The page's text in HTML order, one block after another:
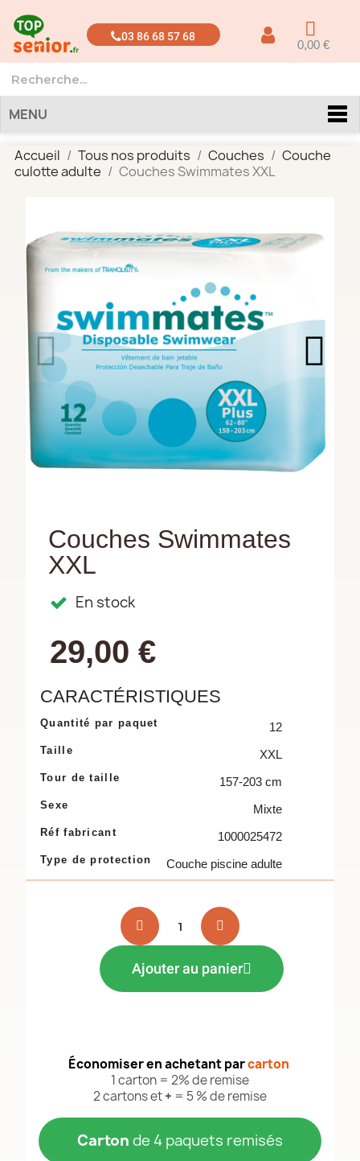
03 86 68 57 68
0,00 €
MENU
Accueil Tous nos produits Couches
Couche
culotte adulte
Couches Swimmates XXL
Couches Swimmates
XXL
En stock
29,00 €
CARACTÉRISTIQUES
Quantité par paquet 12
Taille XXL
Tour de taille 157-203 cm
Sexe Mixte
Réf fabricant 1000025472
Type de protection Couche piscine adulte
Ajouter au panier
Économiser en achetant parcarton
1 carton = 2% de remise
2 cartons et+ = 5 % de remise
Carton de 4 paquets remisés